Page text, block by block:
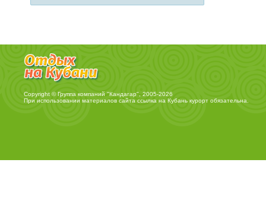
Copyright © Группа компаний "Кандагар", 2005-2026
При использовании материалов сайта ссылка на Кубань курортобязательна.